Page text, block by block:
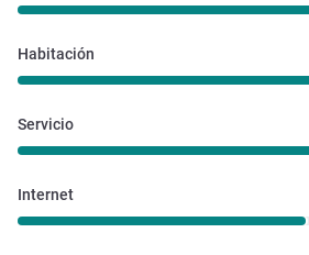
Habitación
Servicio
Internet